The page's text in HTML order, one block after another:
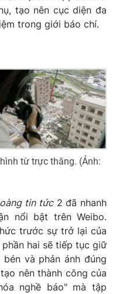
tạo nên cục diện đa
trong giới báo chí.
từ trực thăng. (Ảnh:
tin tức2 đã nhanh
nổi bật trên Weibo.
trước sự trở lại của
hai sẽ tiếp tục giữ
và phản ánh đúng
nên thành công của
nghề báo" mà tập